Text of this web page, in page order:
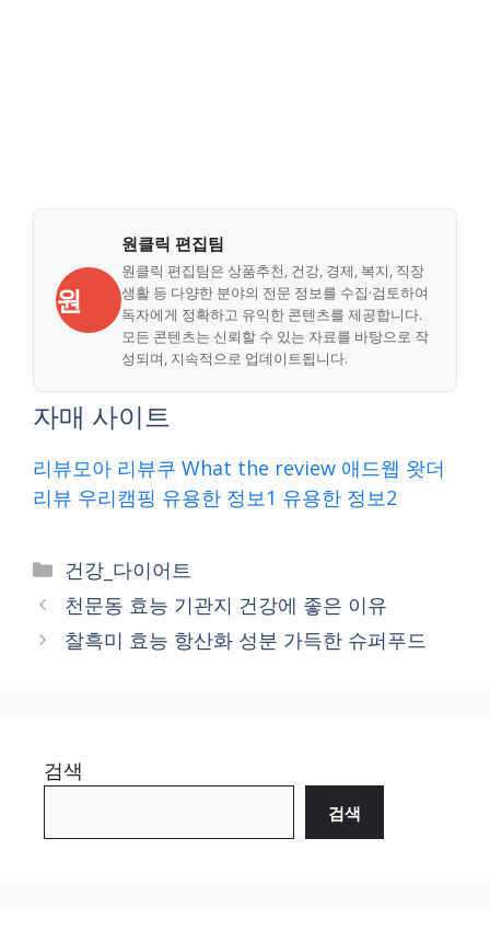
원
원클릭 편집팀
원클릭 편집팀은 상품추천, 건강, 경제, 복지, 직장
생활 등 다양한 분야의 전문 정보를 수집·검토하여
독자에게 정확하고 유익한 콘텐츠를 제공합니다.
모든 콘텐츠는 신뢰할 수 있는 자료를 바탕으로 작
성되며, 지속적으로 업데이트됩니다.
자매 사이트
리뷰모아 리뷰쿠 What the review 애드웹 왓더
리뷰 우리캠핑 유용한 정보1 유용한 정보2
Categories
건강_다이어트
천문동 효능 기관지 건강에 좋은 이유
찰흑미 효능 항산화 성분 가득한 슈퍼푸드
검색
검색